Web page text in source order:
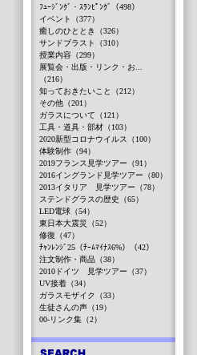
ﾌｭｰｼﾞﾝｸﾞ・ｽﾗﾝﾋﾟﾝｸﾞ（498）
イベント（377）
癒しのひととき（326）
サンドブラスト（310）
授業内容（299）
展覧会・出版・リンク・お...
（216）
知っておきたいこと（212）
その他（201）
ガラスについて（121）
工具・道具・部材（103）
2020新型コロナウイルス（100）
体験制作（94）
2019フランス見学ツアー（91）
2016イングランド見学ツアー（80）
2013イタリア 見学ツアー（78）
ステンドグラスの歴史（65）
LED電球（54）
東日本大震災（52）
修復（47）
ﾁｬﾝﾚﾝｼﾞ25（ﾁｰﾑﾏｲﾅｽ6%）（42）
注文制作・商品（38）
2010ドイツ 見学ツアー（37）
UV接着（34）
ガラスモザイク（33）
生徒さんの声（19）
00-リンク集（2）